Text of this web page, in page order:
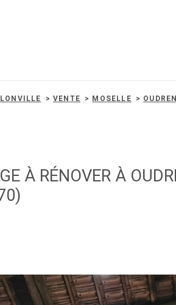
VENTE MOSELLE
À RÉNOVER À